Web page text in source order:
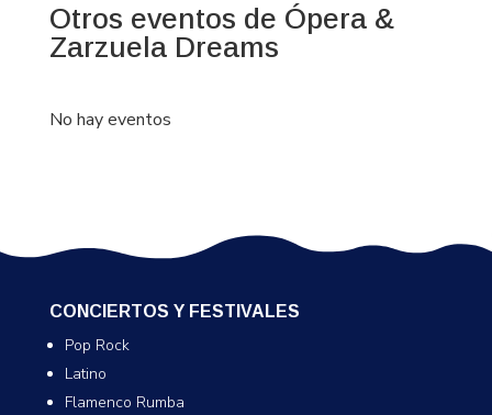
Otros eventos de Ópera &
Zarzuela Dreams
No hay eventos
CONCIERTOS Y FESTIVALES
Pop Rock
Latino
Flamenco Rumba